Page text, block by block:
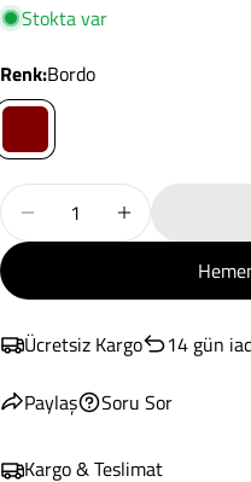
Stokta var
renk:Bordo
Miktar
Warm Flanel Çift Kişilik
Warm Flanel
Ücretsiz Kargo
14 gün
Paylaş
Soru Sor
Mesajın
* işaretli alanların
Kargo & Teslimat